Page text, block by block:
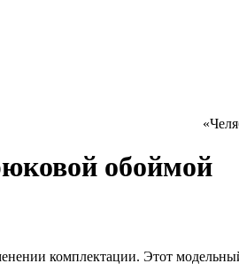
обоймой
комплектации. Этот